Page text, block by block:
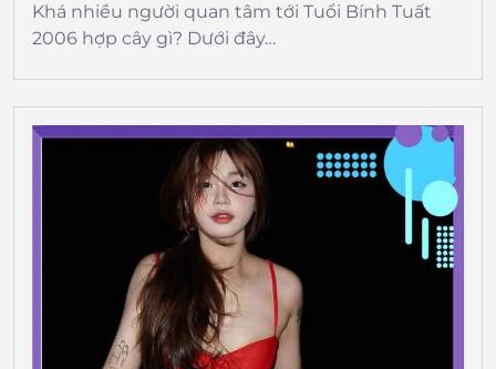
Khá nhiều người quan tâm tới Tuổi Bính Tuất
2006 hợp cây gì? Dưới đây…